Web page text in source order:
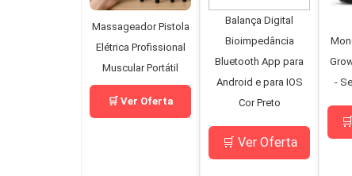
Massageador Pistola
Elétrica Profissional
Muscular Portátil
🛒 Ver Oferta
Balança Digital
Bioimpedância
Bluetooth App para
Android e para IOS
Cor Preto
🛒 Ver Oferta
-